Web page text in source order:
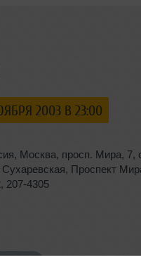
2003 В 23:00
, Москва, просп. Мира, 7,
, Проспект
, 207-4305